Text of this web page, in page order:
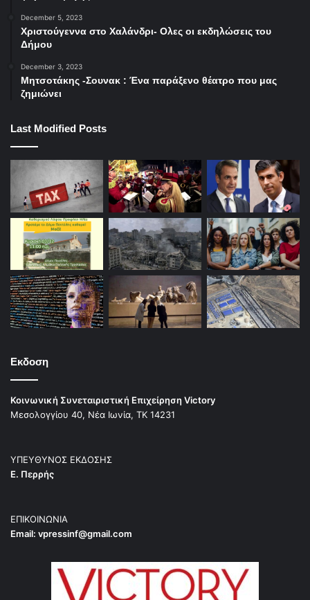
December 5, 2023
Χριστούγεννα στο Χαλάνδρι- Ολες οι εκδηλώσεις του
Δήμου
December 3, 2023
Μητσοτάκης -Σουνακ : Ένα παράξενο θέατρο που μας
ζημιώνει
Last Modified Posts
Εκδοση
Κοινωνική Συνεταιριστική Επιχείρηση Victory
Μεσολογγίου 40, Νέα Ιωνία, ΤΚ 14231
ΥΠΕΥΘΥΝΟΣ ΕΚΔΟΣΗΣ
Ε. Περρής
ΕΠΙΚΟΙΝΩΝΙΑ
Email: vpressinf@gmail.com